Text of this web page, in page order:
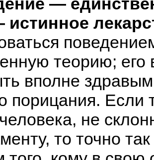
теорию; его
вполне
порицания. Если
не
то точно